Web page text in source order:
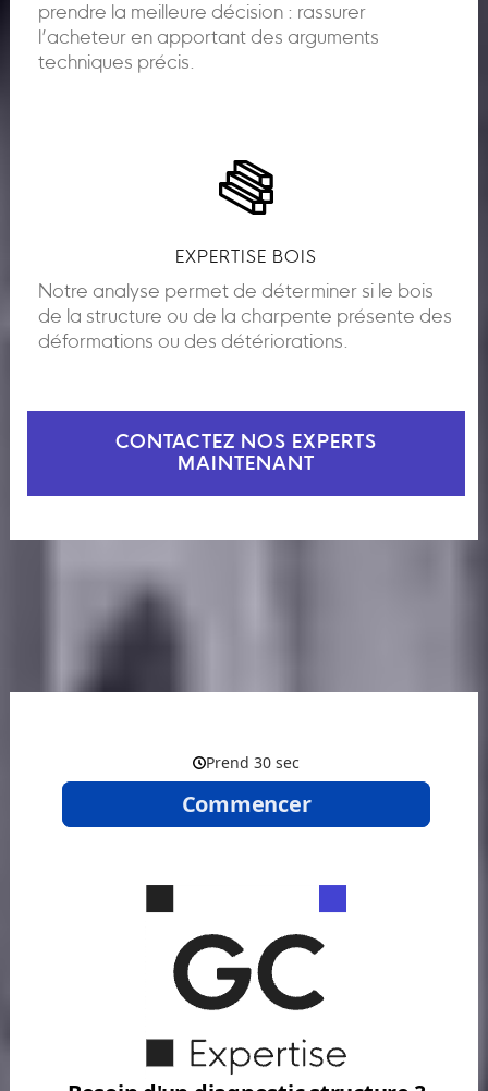
prendre la meilleure décision : rassurer
l’acheteur en apportant des arguments
techniques précis.
EXPERTISE BOIS
Notre analyse permet de déterminer si le bois
de la structure ou de la charpente présente des
déformations ou des détériorations.
CONTACTEZ NOS EXPERTS
MAINTENANT